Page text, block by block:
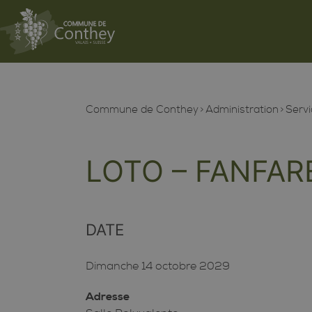
Commune de Conthey Administration
LOTO –
DATE
Dimanche 14 octobre 2029
Adresse